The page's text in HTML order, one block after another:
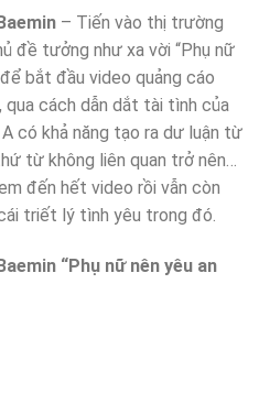
– Tiến vào thị trường
đề tưởng như xa vời “Phụ nữ
bắt đầu video quảng cáo
qua cách dẫn dắt tài tình của
có khả năng tạo ra dư luận từ
từ không liên quan trở nên…
đến hết video rồi vẫn còn
triết lý tình yêu trong đó.
“Phụ nữ nên yêu an